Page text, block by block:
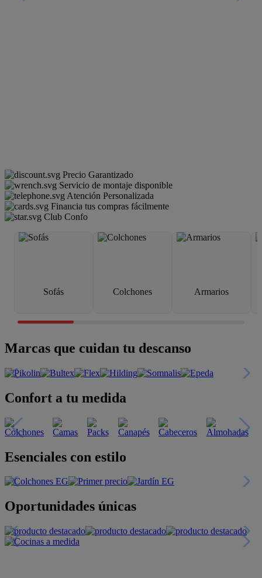
Precio Garantizado
Servicio de montaje disponible
Atención Personalizada
Financia tus compras fácilmente
Club Confo
Sofás Colchones Armarios
Marcas que cuidan tu descanso
Confort a tu medida
Esenciales con estilo
Oportunidades únicas